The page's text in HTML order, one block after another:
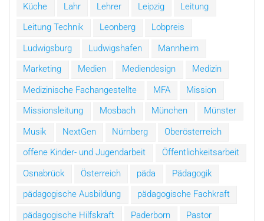
Küche
Lahr Lehrer Leipzig
Leitung
Leitung Technik
Leonberg
Lobpreis
Ludwigsburg
Ludwigshafen
Mannheim
Marketing
Medien Mediendesign
Medizin
Medizinische Fachangestellte
MFA
Mission
Missionsleitung
Mosbach München
Münster
Musik
NextGen Nürnberg
Oberösterreich
offene Kinder- und Jugendarbeit
Öffentlichkeitsarbeit
Osnabrück
Österreich päda
Pädagogik
pädagogische Ausbildung
pädagogische Fachkraft
pädagogische Hilfskraft
Paderborn
Pastor